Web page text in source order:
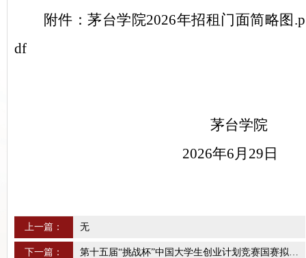
附件：茅台学院2026年招租门面简略图.p
df
茅台学院
2026年6月29日
上一篇： 无
下一篇：